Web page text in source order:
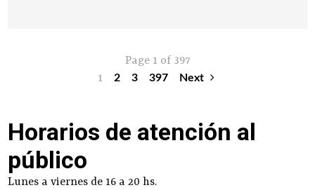
Page 1 of 397
1
2 3 397 Next
Horarios de atención al
público
Lunes a viernes de 16 a 20 hs.